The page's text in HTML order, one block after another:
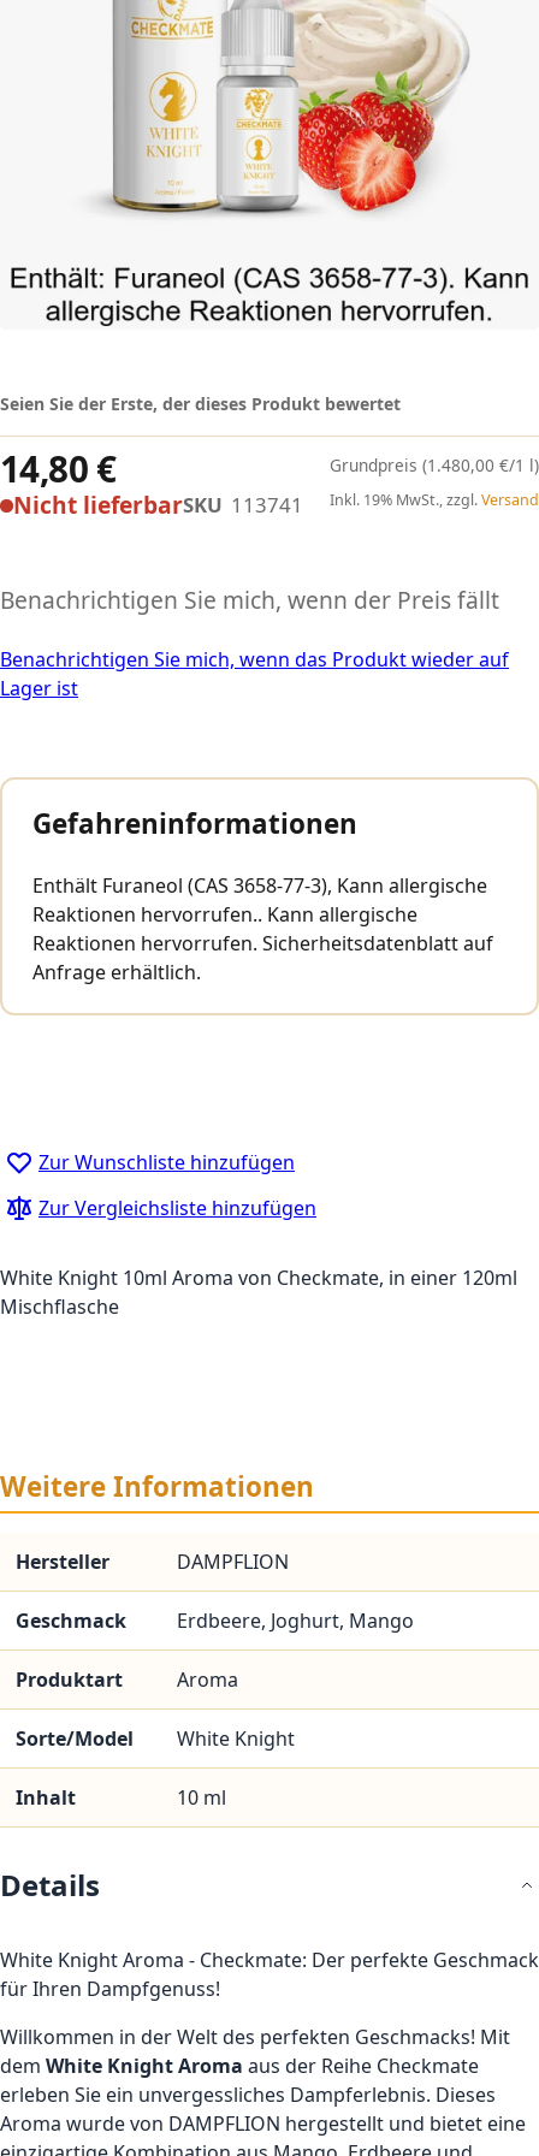
Nicht lieferbarSKU 113741
Seien Sie der Erste, der dieses Produkt bewertet
14,80 € (1.480,00 €/1 l)
Inkl. 19% MwSt., zzgl.Versand
Benachrichtigen Sie mich, wenn der Preis fällt
Benachrichtigen Sie mich, wenn das Produkt wieder auf
Lager ist
Gefahreninformationen
Enthält Furaneol (CAS 3658-77-3), Kann allergische
Reaktionen hervorrufen.. Kann allergische
Reaktionen hervorrufen. Sicherheitsdatenblatt auf
Anfrage erhältlich.
Zur Wunschliste hinzufügen
Zur Vergleichsliste hinzufügen
White Knight 10ml Aroma von Checkmate, in einer 120ml
Mischflasche
Weitere Informationen
Hersteller DAMPFLION
Geschmack Erdbeere, Joghurt, Mango
Produktart Aroma
Sorte/Model White Knight
Inhalt 10 ml
Details
White Knight Aroma - Checkmate: Der perfekte Geschmack
für Ihren Dampfgenuss!
Willkommen in der Welt des perfekten Geschmacks! Mit
dem White Knight Aroma aus der Reihe Checkmate
erleben Sie ein unvergessliches Dampferlebnis. Dieses
Aroma wurde von DAMPFLION hergestellt und bietet eine